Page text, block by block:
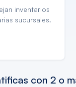
inventarios
sucursales.
con 2 o